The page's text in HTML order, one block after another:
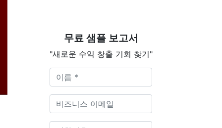
무료 샘플 보고서
"새로운 수익 창출 기회 찾기"